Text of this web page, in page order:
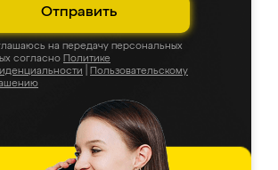
Отправить
на передачу персональных
согласно Политике
Пользовательскому